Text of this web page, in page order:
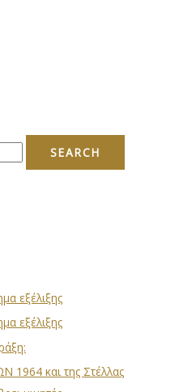
εξέλιξης
εξέλιξης
1964 και της Στέλλας